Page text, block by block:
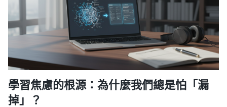
學習焦慮的根源：為什麼我們總是怕「漏
掉」？